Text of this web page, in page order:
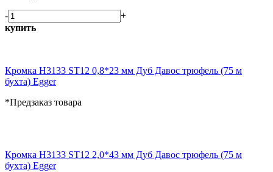
-
+
купить
Кромка H3133 ST12 0,8*23 мм Дуб Давос трюфель (75 м
бухта) Egger
*Предзаказ товара
Кромка H3133 ST12 2,0*43 мм Дуб Давос трюфель (75 м
бухта) Egger